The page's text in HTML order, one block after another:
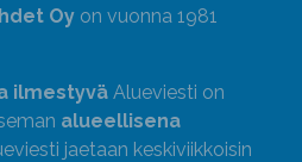
Oy on vuonna 1981
ilmestyvä Alueviesti on
alueellisena
jaetaan keskiviikkoisin